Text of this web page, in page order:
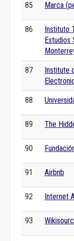
85 Marca
86
Instituto
Estudios
87
Institute
88
89 The
90
91 Airbnb
92 Internet
93